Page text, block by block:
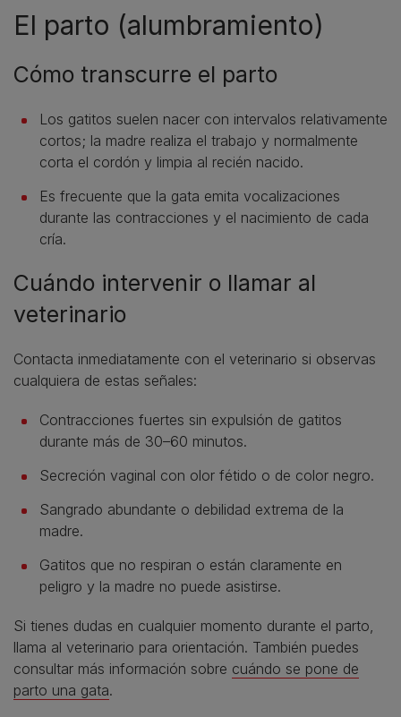
El parto (alumbramiento)
Cómo transcurre el parto
Los gatitos suelen nacer con intervalos relativamente
cortos; la madre realiza el trabajo y normalmente
corta el cordón y limpia al recién nacido.
Es frecuente que la gata emita vocalizaciones
durante las contracciones y el nacimiento de cada
cría.
Cuándo intervenir o llamar al
veterinario
Contacta inmediatamente con el veterinario si observas
cualquiera de estas señales:
Contracciones fuertes sin expulsión de gatitos
durante más de 30–60 minutos.
Secreción vaginal con olor fétido o de color negro.
Sangrado abundante o debilidad extrema de la
madre.
Gatitos que no respiran o están claramente en
peligro y la madre no puede asistirse.
Si tienes dudas en cualquier momento durante el parto,
llama al veterinario para orientación. También puedes
consultar más información sobre cuándo se pone de
parto una gata.